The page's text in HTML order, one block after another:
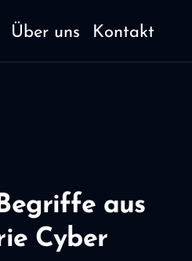
Über uns Kontakt
aus
Cyber